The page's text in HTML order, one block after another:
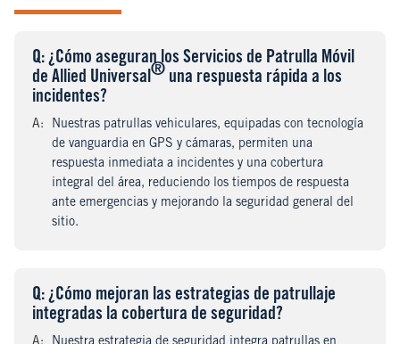
Question
: ¿Cómo aseguran los Servicios de Patrulla Móvil
de Allied Universal® una respuesta rápida a los
incidentes?
Answer
:
Nuestras patrullas vehiculares, equipadas con tecnología
de vanguardia en GPS y cámaras, permiten una
respuesta inmediata a incidentes y una cobertura
integral del área, reduciendo los tiempos de respuesta
ante emergencias y mejorando la seguridad general del
sitio.
Question
: ¿Cómo mejoran las estrategias de patrullaje
integradas la cobertura de seguridad?